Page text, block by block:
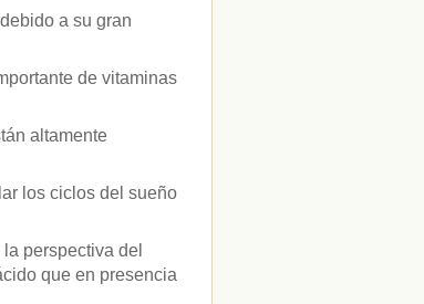
a su gran
de vitaminas
altamente
los ciclos del sueño
perspectiva del
que en presencia